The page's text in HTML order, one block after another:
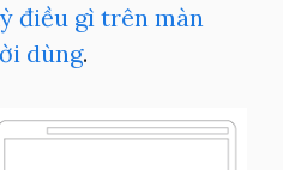
điều gì trên màn
dùng.